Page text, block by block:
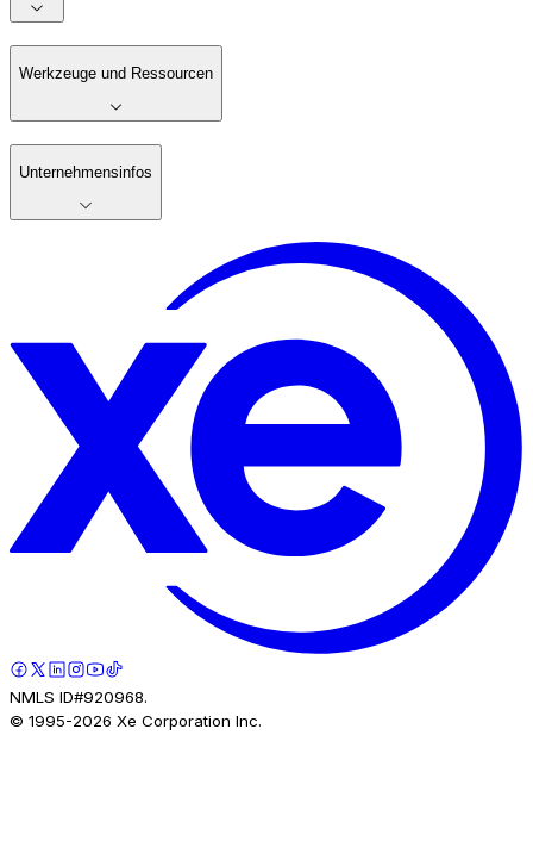
Werkzeuge und Ressourcen
Unternehmensinfos
NMLS ID#920968.
© 1995-2026 Xe Corporation Inc.